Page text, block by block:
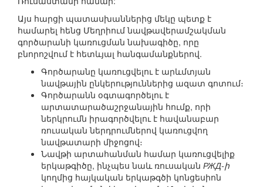
Այս հարցի պատասխաններից մեկը պետք է
համարել հենց Մեղրիում նավթավերամշակման
գործարանի կառուցման նախագիծը, որը
բնորոշվում է հետևյալ հանգամանքներով.
Գործարանը կառուցվելու է արևմտյան
նավթային ընկերություններից ազատ գոտում։
Գործարանն օգտագործելու է
արտատարածաշրջանային հումք, որի
ներկրումն իրագործվելու է հավանաբար
ռուսական ներդրումներով կառուցվող
նավթատարի միջոցով։
Նավթի արտահանման համար կառուցվելիք
երկաթգիծը, ինչպես նաև ռուսական РЖД-ի
կողմից հայկական երկաթգծի կոնցեսիոն